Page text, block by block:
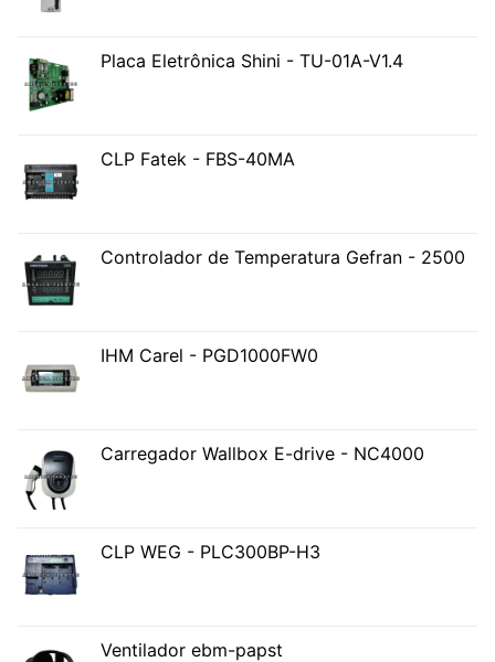
Placa Eletrônica Shini - TU-01A-V1.4
CLP Fatek - FBS-40MA
Controlador de Temperatura Gefran - 2500
IHM Carel - PGD1000FW0
Carregador Wallbox E-drive - NC4000
CLP WEG - PLC300BP-H3
Ventilador ebm-papst